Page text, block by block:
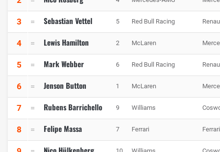
3 Sebastian Vettel 5 Red Bull Racing
4 Lewis Hamilton 2 McLaren
5 Mark Webber 6 Red Bull Racing
6 Jenson Button 1 McLaren
7 Rubens Barrichello 9 Williams
8 Felipe Massa 7 Ferrari Ferrari